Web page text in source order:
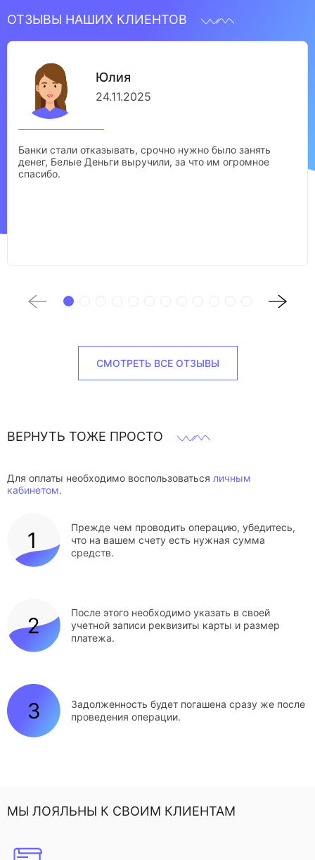
ОТЗЫВЫ НАШИХ КЛИЕНТОВ
Юлия
24.11.2025
Банки стали отказывать, срочно нужно было занять
денег, Белые Деньги выручили, за что им огромное
спасибо.
СМОТРЕТЬ ВСЕ ОТЗЫВЫ
ВЕРНУТЬ ТОЖЕ ПРОСТО
Для оплаты необходимо воспользоваться личным
кабинетом.
Прежде чем проводить операцию, убедитесь,
что на вашем счету есть нужная сумма
средств.
После этого необходимо указать в своей
учетной записи реквизиты карты и размер
платежа.
Задолженность будет погашена сразу же после
проведения операции.
МЫ ЛОЯЛЬНЫ К СВОИМ КЛИЕНТАМ